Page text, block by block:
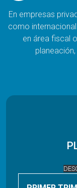
En empresas
como
en área fiscal